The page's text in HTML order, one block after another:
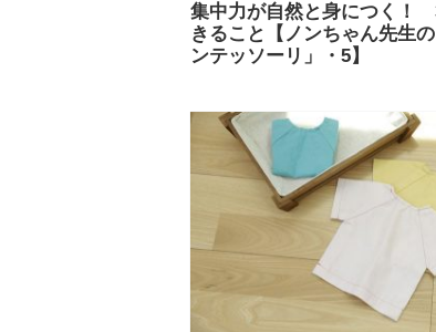
集中力が自然と身につく！
きること【ノンちゃん先生
ンテッソーリ」・5】